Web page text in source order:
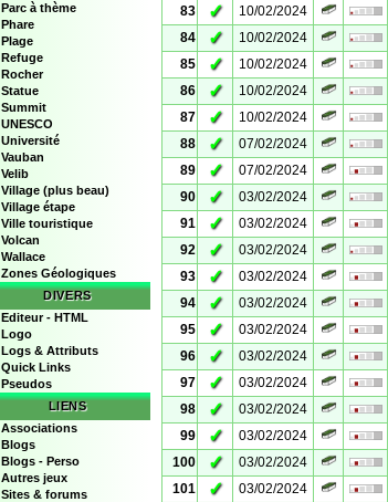
Parc à thème
Phare
Plage
Refuge
Rocher
Statue
Summit
UNESCO
Université
Vauban
Velib
Village (plus beau)
Village étape
Ville touristique
Volcan
Wallace
Zones Géologiques
DIVERS
Editeur - HTML
Logo
Logs & Attributs
Quick Links
Pseudos
LIENS
Associations
Blogs
Blogs - Perso
Autres jeux
Sites & forums
83
✓ 10/02/2024
84
✓ 10/02/2024
85
✓ 10/02/2024
86
✓ 10/02/2024
87
✓ 10/02/2024
88
✓ 07/02/2024
89
✓ 07/02/2024
90
✓ 03/02/2024
91
✓ 03/02/2024
92
✓ 03/02/2024
93
✓ 03/02/2024
94
✓ 03/02/2024
95
✓ 03/02/2024
96
✓ 03/02/2024
97
✓ 03/02/2024
98
✓ 03/02/2024
99
✓ 03/02/2024
100
✓ 03/02/2024
101
✓ 03/02/2024